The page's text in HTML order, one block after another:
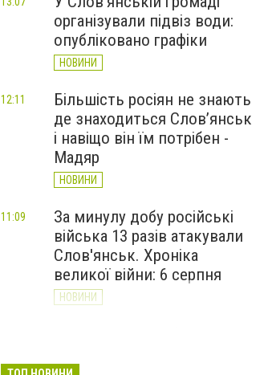
організували підвіз води:
опубліковано графіки
НОВИНИ
Більшість росіян не знають
де знаходиться Слов’янськ
і навіщо він їм потрібен -
Мадяр
НОВИНИ
12:11
За минулу добу російські
війська 13 разів атакували
Слов'янськ. Хроніка
великої війни: 6 серпня
НОВИНИ
11:09